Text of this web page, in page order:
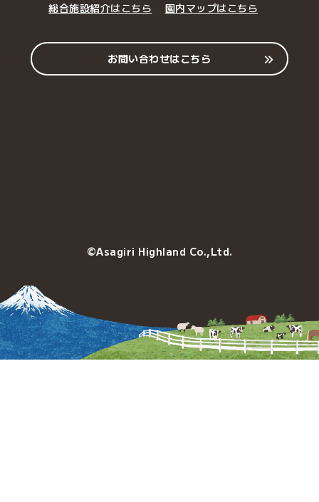
総合施設紹介はこちら 園内マップはこちら
お問い合わせはこちら
©Asagiri Highland Co.,Ltd.